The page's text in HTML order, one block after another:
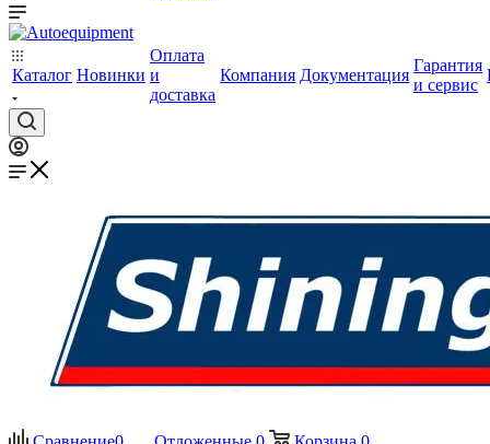
Каталог Новинки
Оплата
и
доставка
Компания Документация
Гарантия
и сервис